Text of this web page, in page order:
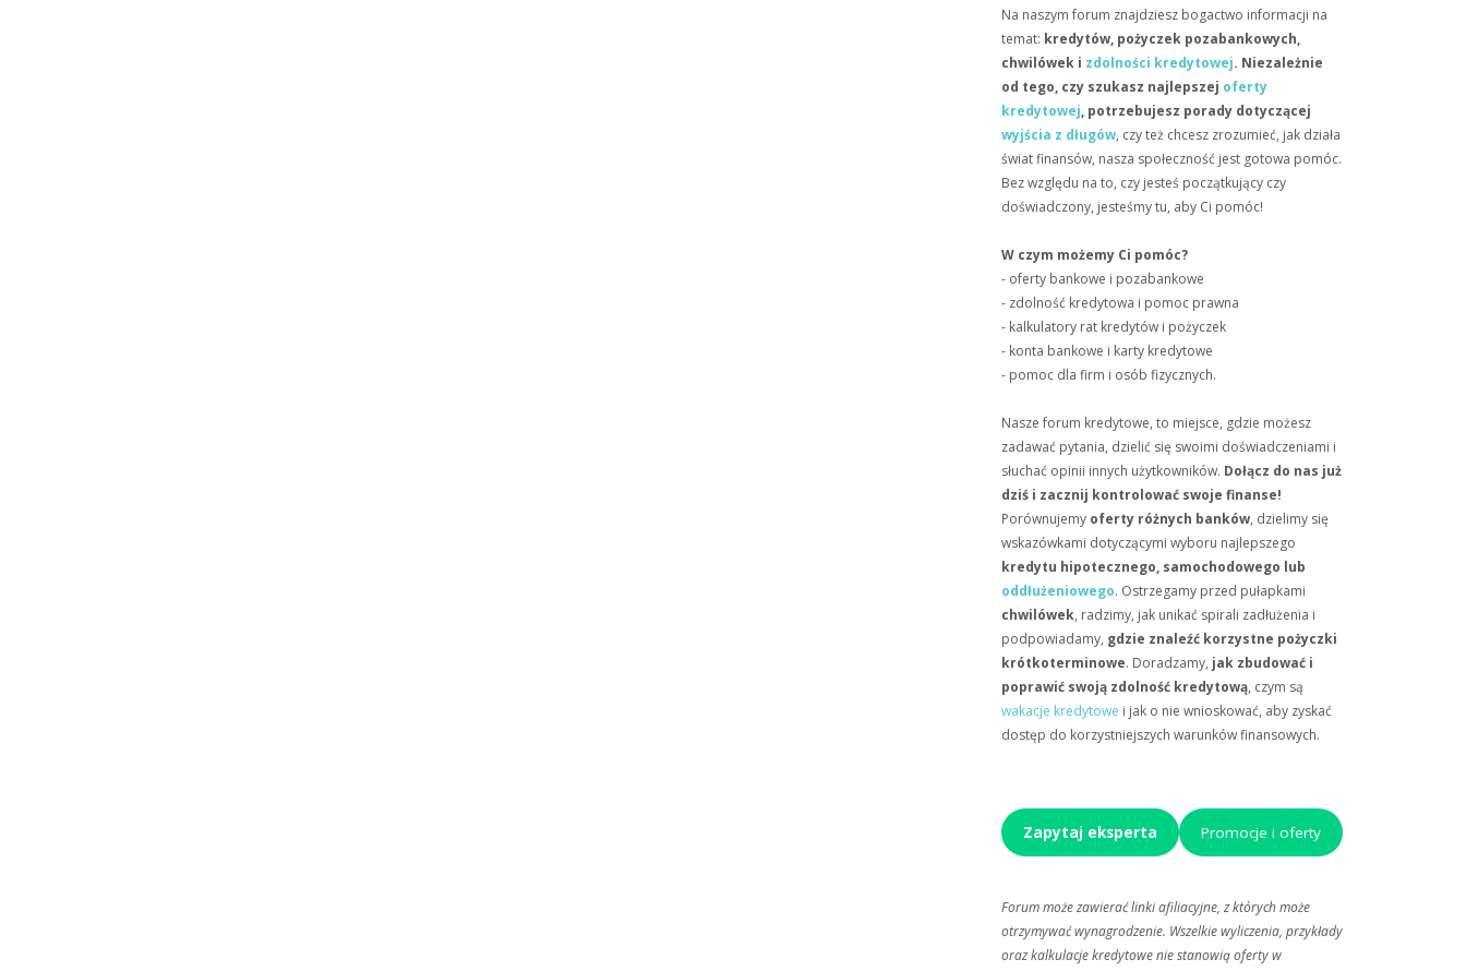
Na naszym forum znajdziesz bogactwo informacji na
temat: kredytów, pożyczek pozabankowych,
chwilówek i zdolności kredytowej. Niezależnie
od tego, czy szukasz najlepszej oferty
kredytowej, potrzebujesz porady dotyczącej
wyjścia z długów, czy też chcesz zrozumieć, jak działa
świat finansów, nasza społeczność jest gotowa pomóc.
Bez względu na to, czy jesteś początkujący czy
doświadczony, jesteśmy tu, aby Ci pomóc!
W czym możemy Ci pomóc?
- oferty bankowe i pozabankowe
- zdolność kredytowa i pomoc prawna
- kalkulatory rat kredytów i pożyczek
- konta bankowe i karty kredytowe
- pomoc dla firm i osób fizycznych.
Nasze forum kredytowe, to miejsce, gdzie możesz
zadawać pytania, dzielić się swoimi doświadczeniami i
słuchać opinii innych użytkowników. Dołącz do nas już
dziś i zacznij kontrolować swoje finanse!
Porównujemy oferty różnych banków, dzielimy się
wskazówkami dotyczącymi wyboru najlepszego
kredytu hipotecznego, samochodowego lub
oddłużeniowego. Ostrzegamy przed pułapkami
chwilówek, radzimy, jak unikać spirali zadłużenia i
podpowiadamy, gdzie znaleźć korzystne pożyczki
krótkoterminowe. Doradzamy, jak zbudować i
poprawić swoją zdolność kredytową, czym są
wakacje kredytowe i jak o nie wnioskować, aby zyskać
dostęp do korzystniejszych warunków finansowych.
Zapytaj eksperta Promocje i oferty
Forum może zawierać linki afiliacyjne, z których może
otrzymywać wynagrodzenie. Wszelkie wyliczenia, przykłady
oraz kalkulacje kredytowe nie stanowią oferty w